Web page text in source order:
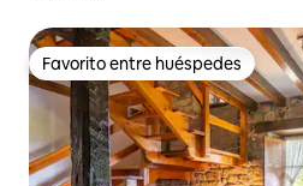
Favorito entre huéspedes
Favorito entre huéspedes